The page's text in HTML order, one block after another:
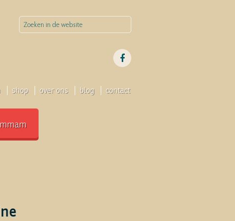
shop over ons blog contact